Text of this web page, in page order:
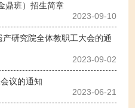
鼎班）招生简章
2023-09-10
研究院全体教职工大会的通
2023-09-02
议的通知
2023-06-21